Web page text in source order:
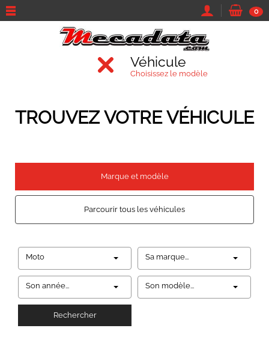
0
Véhicule
Choisissez le modèle
TROUVEZ VOTRE VÉHICULE
Marque et modèle
Parcourir tous les véhicules
Moto Sa marque...
Son année... Son modèle...
Rechercher